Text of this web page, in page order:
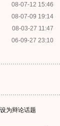
08-07-12 15:46
08-07-09 19:14
08-03-27 11:47
06-09-27 23:10
设为辩论话题